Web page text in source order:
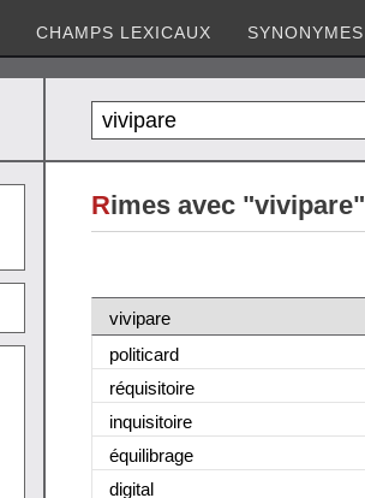
CHAMPS LEXICAUX SYNONYMES
Rimes avec "vivipare"
vivipare
politicard
réquisitoire
inquisitoire
équilibrage
digital